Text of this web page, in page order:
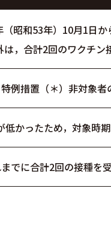
昭和53年）10月1日
，合計2回のワクチン
例措置（＊）非対象
かったため，対象時
でに合計2回の接種を